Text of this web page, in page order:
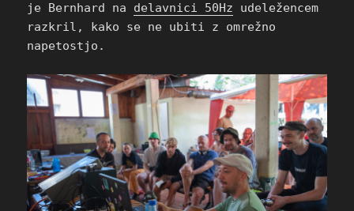
je Bernhard na delavnici 50Hz udeležencem
razkril, kako se ne ubiti z omrežno
napetostjo.